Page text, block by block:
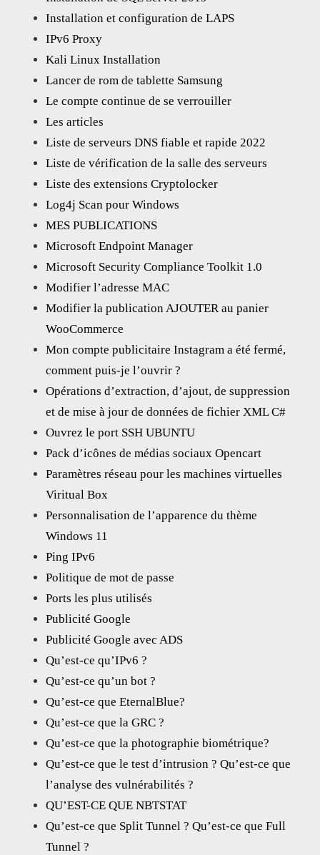
Installation et configuration de LAPS
IPv6 Proxy
Kali Linux Installation
Lancer de rom de tablette Samsung
Le compte continue de se verrouiller
Les articles
Liste de serveurs DNS fiable et rapide 2022
Liste de vérification de la salle des serveurs
Liste des extensions Cryptolocker
Log4j Scan pour Windows
MES PUBLICATIONS
Microsoft Endpoint Manager
Microsoft Security Compliance Toolkit 1.0
Modifier l’adresse MAC
Modifier la publication AJOUTER au panier
WooCommerce
Mon compte publicitaire Instagram a été fermé,
comment puis-je l’ouvrir ?
Opérations d’extraction, d’ajout, de suppression
et de mise à jour de données de fichier XML C#
Ouvrez le port SSH UBUNTU
Pack d’icônes de médias sociaux Opencart
Paramètres réseau pour les machines virtuelles
Viritual Box
Personnalisation de l’apparence du thème
Windows 11
Ping IPv6
Politique de mot de passe
Ports les plus utilisés
Publicité Google
Publicité Google avec ADS
Qu’est-ce qu’IPv6 ?
Qu’est-ce qu’un bot ?
Qu’est-ce que EternalBlue?
Qu’est-ce que la GRC ?
Qu’est-ce que la photographie biométrique?
Qu’est-ce que le test d’intrusion ? Qu’est-ce que
l’analyse des vulnérabilités ?
QU’EST-CE QUE NBTSTAT
Qu’est-ce que Split Tunnel ? Qu’est-ce que Full
Tunnel ?